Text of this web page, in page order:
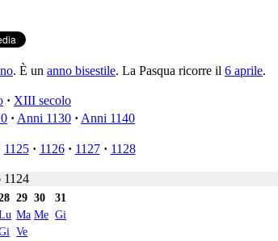
. È un anno bisestile. La Pasqua ricorre il 6 aprile.
· XIII secolo
· Anni 1130 · Anni 1140
1125· 1126· 1127· 1128
1124
29 30
31
Ma Me Gi
Ve